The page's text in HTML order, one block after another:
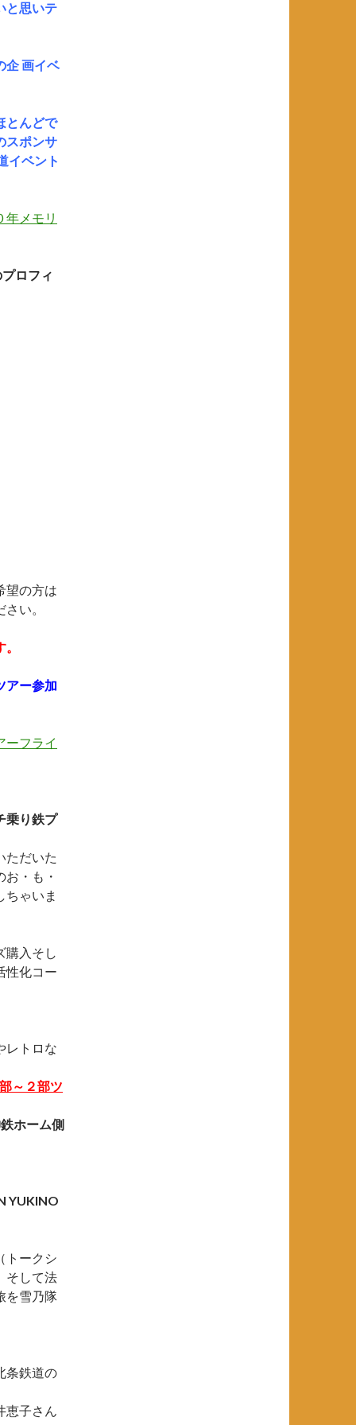
と思いテ
企 画イベ
とんどで
スポンサ
イベント
年メモリ
ロフィ
望の方は
い。
アー参加
ーフライ
乗り鉄プ
ただいた
・も・
ちゃいま
購入そし
性化コー
レトロな
～２部ツ
ホーム側
YUKINO
トークシ
そして法
を雪乃隊
条鉄道の
恵子さん